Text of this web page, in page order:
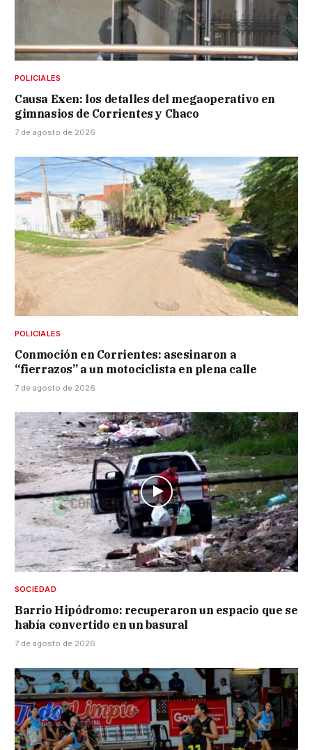
POLICIALES
Causa Exen: los detalles del megaoperativo en
gimnasios de Corrientes y Chaco
7 de agosto de 2026
POLICIALES
Conmoción en Corrientes: asesinaron a
“fierrazos” a un motociclista en plena calle
7 de agosto de 2026
SOCIEDAD
Barrio Hipódromo: recuperaron un espacio que se
había convertido en un basural
7 de agosto de 2026